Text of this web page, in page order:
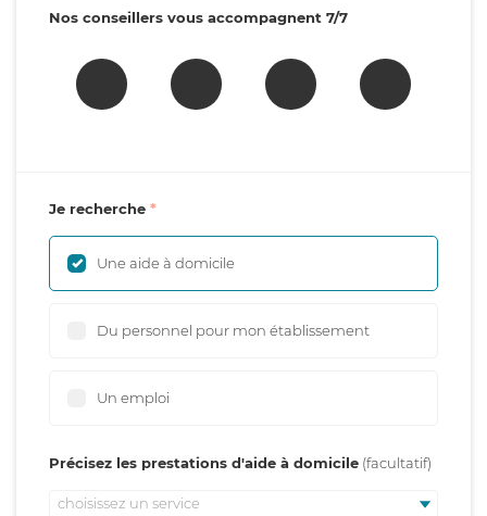
Nos conseillers vous accompagnent 7/7
Je recherche
Une aide à domicile
Du personnel pour mon établissement
Un emploi
Précisez les prestations d'aide à domicile
choisissez un service